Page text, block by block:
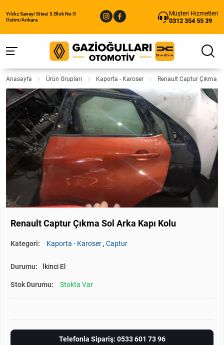
Yıldız Sanayi Sitesi 3.Blok No:5
Ostim/Ankara
Müşteri Hizmetleri
0312 354 55 39
Anasayfa Ürün Grupları Kaporta - Karoser Renault Captur Çıkma
Renault Captur Çıkma Sol Arka Kapı Kolu
Kategori: Kaporta - Karoser,Captur
Durumu: İkinci El
Stok Durumu: Stokta Var
Telefonla Sipariş: 0533 601 73 96